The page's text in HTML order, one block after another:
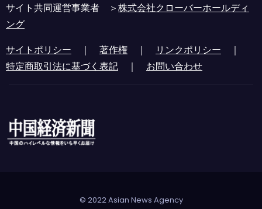
サイト共同運営事業者 ＞株式会社クローバーホールディ
ング
サイトポリシー ｜ 著作権 ｜ リンクポリシー ｜
特定商取引法に基づく表記 ｜ お問い合わせ
© 2022 Asian News Agency